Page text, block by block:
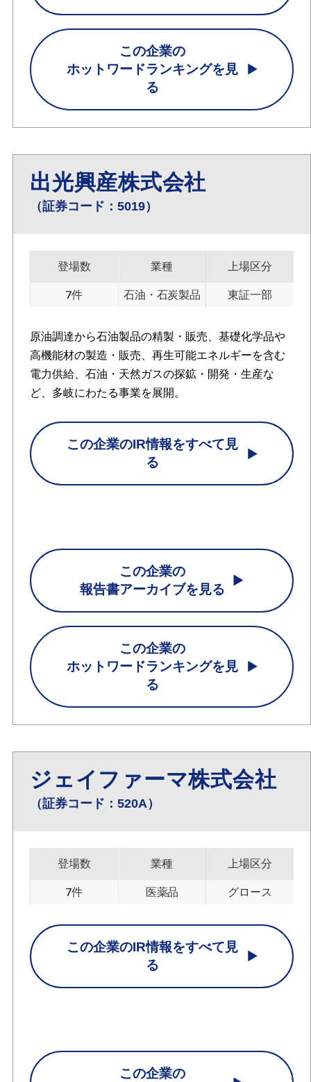
この企業の
ホットワードランキングを見
る
出光興産株式会社
（証券コード：5019）
登場数
7件
業種
石油・石炭製品
上場区分
東証一部
原油調達から石油製品の精製・販売、基礎化学品や
高機能材の製造・販売、再生可能エネルギーを含む
電力供給、石油・天然ガスの探鉱・開発・生産な
ど、多岐にわたる事業を展開。
この企業のIR情報をすべて見
る
この企業の
報告書アーカイブを見る
この企業の
ホットワードランキングを見
る
ジェイファーマ株式会社
（証券コード：520A）
登場数
7件
業種
医薬品
上場区分
グロース
この企業のIR情報をすべて見
る
この企業の